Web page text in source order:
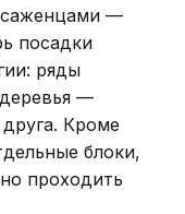
саженцами —
посадки
ряды
—
Кроме
блоки,
проходить